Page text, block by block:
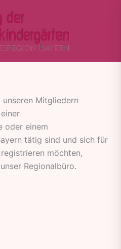
Mitgliedern
oder einem
tätig sind und sich für
möchten,
Regionalbüro.